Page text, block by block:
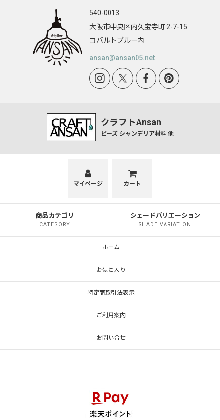
540-0013
大阪市中央区内久宝寺町 2-7-15
コバルトブルー内
ansan@ansan05.net
クラフトAnsan
ビーズ シャンデリア材料 他
商品カテゴリ
CATEGORY
シェードバリエーション
SHADE VARIATION
マイページ カート
ホーム
お気に入り
特定商取引法表示
ご利用案内
お問い合せ